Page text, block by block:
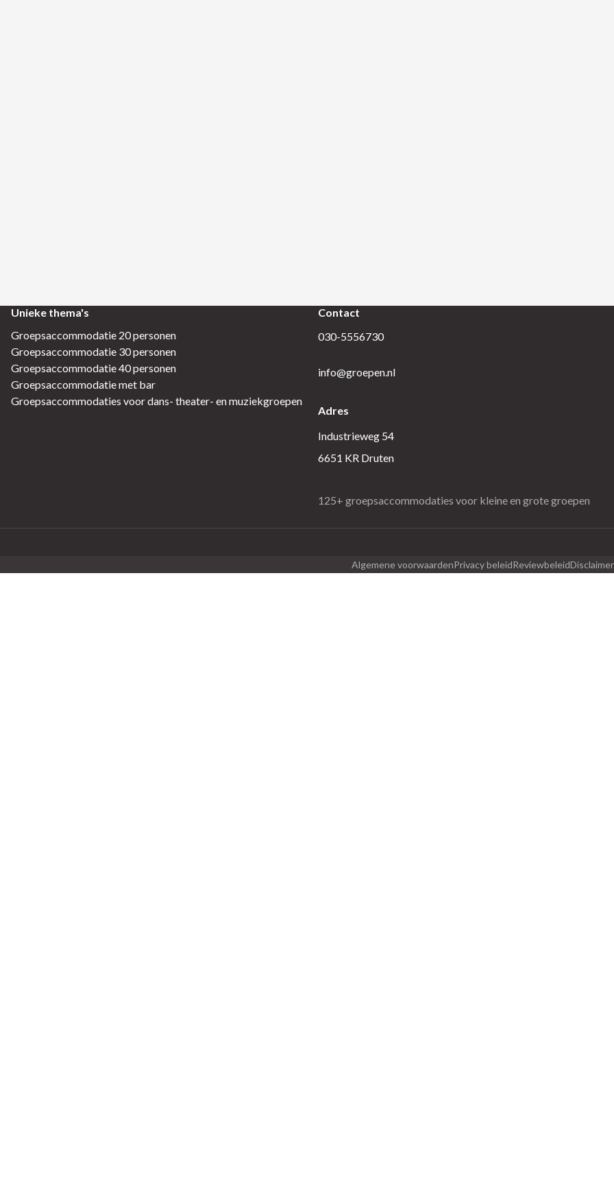
Unieke thema's
Groepsaccommodatie 20 personen
Groepsaccommodatie 30 personen
Groepsaccommodatie 40 personen
Groepsaccommodatie met bar
Groepsaccommodaties voor dans- theater- en muziekgroepen
Contact
030-5556730
info@groepen.nl
Adres
Industrieweg 54
6651 KR Druten
125+ groepsaccommodaties voor kleine en grote groepen
Algemene voorwaardenPrivacy beleidReviewbeleidDisclaimer